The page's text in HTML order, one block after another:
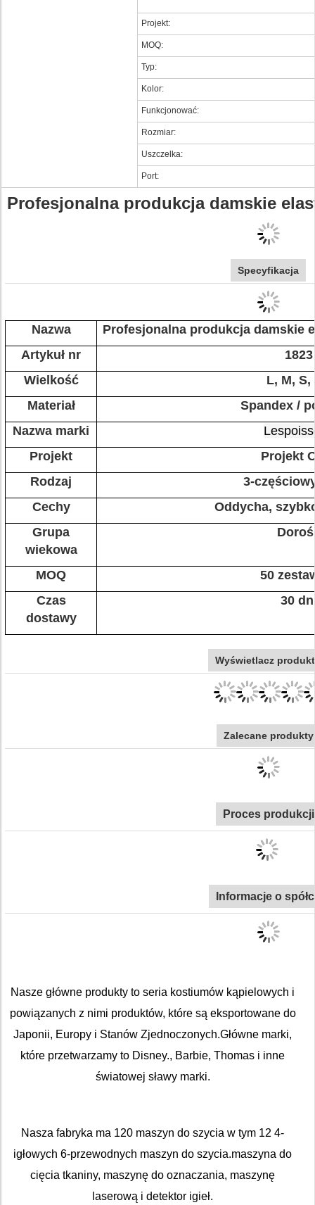
Projekt:
MOQ:
Typ:
Kolor:
Funkcjonować:
Rozmiar:
Uszczelka:
Port:
Profesjonalna produkcja damskie
Specyfikacja
Nazwa
Profesjonalna produkcja damskie
Artykuł nr
1823
Wielkość
L, M, S,
Materiał
Spandex /
Nazwa marki
Projekt
Projekt
Rodzaj
3-
Cechy
Oddycha,
Grupa
wiekowa
MOQ
50
Czas
dostawy
30
Wyświetlacz
Zalecane produkty
Proces produkcji
Informacje o
Nasze główne produkty to seria kostiumów kąpielowych i
powiązanych z nimi produktów, które są eksportowane do
Japonii, Europy i Stanów Zjednoczonych.Główne marki,
które przetwarzamy to Disney., Barbie, Thomas i inne
światowej sławy marki.
Nasza fabryka ma 120 maszyn do szycia w tym 12 4-
igłowych 6-przewodnych maszyn do szycia.maszyna do
cięcia tkaniny, maszynę do oznaczania, maszynę
laserową i detektor igieł.